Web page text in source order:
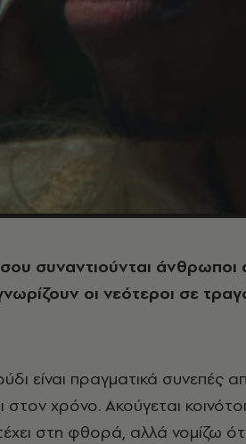
οι νεότεροι σε
είναι πραγματικά συνεπές
στον χρόνο. Ακούγεται
στη φθορά, αλλά νομίζω